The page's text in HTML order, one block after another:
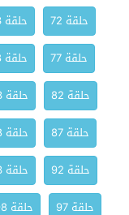
حلقة 72
حلقة 73
حلقة 77
حلقة 78
حلقة 82
حلقة 83
حلقة 87
حلقة 88
حلقة 92
حلقة 93
حلقة 97
حلقة 98